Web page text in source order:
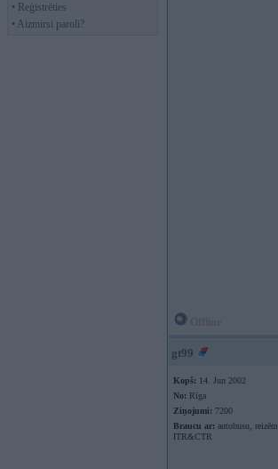
• Reģistrēties
• Aizmirsi paroli?
gt99
Kopš: 14. Jun 2002
No: Rīga
Ziņojumi: 7200
Braucu ar: autobusu, reizēm
ITR&CTR